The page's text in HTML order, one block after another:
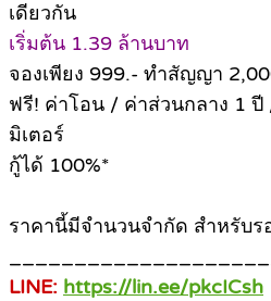
เดียวกัน
เริ่มต้น 1.39 ล้านบาท
จองเพียง 999.- ทำสัญญา
ฟรี! ค่าโอน / ค่าส่วนกลาง 1
มิเตอร์
กู้ได้ 100%*
ราคานี้มีจำนวนจำกัด สำหรับร
LINE: https://lin.ee/pkcICsh